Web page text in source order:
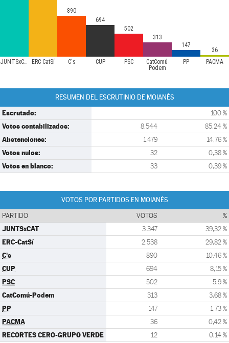
JUNTSxCAT ERC-CatSí C's CUP PSC
CatComú-
Podem
PP PACMA
890
694
502
313
147
36
RESUMEN DEL ESCRUTINIO DE MOIANÈS
Escrutado: 100 %
Votos contabilizados: 8.544 85,24 %
Abstenciones: 1.479 14,76 %
Votos nulos: 32 0,38 %
Votos en blanco: 33 0,39 %
VOTOS POR PARTIDOS EN MOIANÈS
PARTIDO VOTOS %
JUNTSxCAT 3.347 39,32 %
ERC-CatSí 2.538 29,82 %
C's 890 10,46 %
CUP 694 8,15 %
PSC 502 5,9 %
CatComú-Podem 313 3,68 %
PP 147 1,73 %
PACMA 36 0,42 %
RECORTES CERO-GRUPO VERDE 12 0,14 %